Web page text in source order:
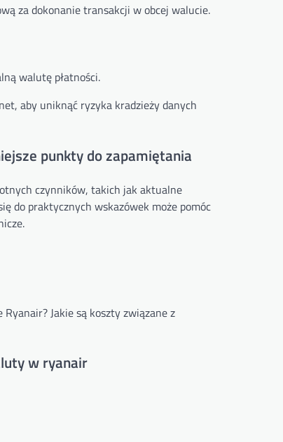
za dokonanie transakcji w obcej walucie.
walutę płatności.
aby uniknąć ryzyka kradzieży danych
punkty do zapamiętania
czynników, takich jak aktualne
do praktycznych wskazówek może pomóc
Jakie są koszty związane z
w ryanair